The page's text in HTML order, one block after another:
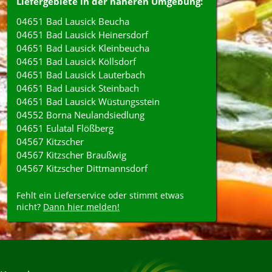
04651 Bad Lausick Beucha
04651 Bad Lausick Heinersdorf
04651 Bad Lausick Kleinbeucha
04651 Bad Lausick Köllsdorf
04651 Bad Lausick Lauterbach
04651 Bad Lausick Steinbach
04651 Bad Lausick Wüstungsstein
04552 Borna Neulandsiedlung
04651 Eulatal Flößberg
04567 Kitzscher
04567 Kitzscher Braußwig
04567 Kitzscher Dittmannsdorf
Fehlt ein Lieferservice oder stimmt etwas
nicht? Dann hier melden!